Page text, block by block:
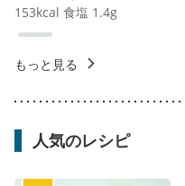
153kcal 食塩 1.4g
もっと見る
人気のレシピ